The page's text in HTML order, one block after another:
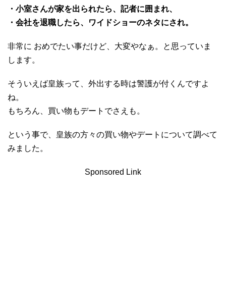
・小室さんが家を出られたら、記者に囲まれ、
・会社を退職したら、ワイドショーのネタにされ。
非常に おめでたい事だけど、大変やなぁ。と思っていま
します。
そういえば皇族って、外出する時は警護が付くんですよ
ね。
もちろん、買い物もデートでさえも。
という事で、皇族の方々の買い物やデートについて調べて
みました。
Sponsored Link